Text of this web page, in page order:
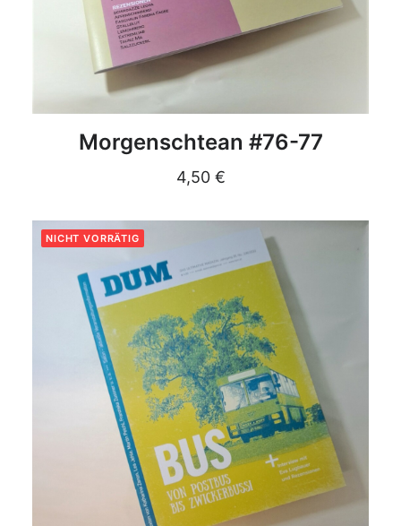
DETAILS
Morgenschtean #76-77
4,50 €
NICHT VORRÄTIG